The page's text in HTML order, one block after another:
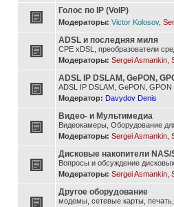
Голос по IP (VoIP)
Модераторы: Victor Kolosov,
ADSL и последняя миля
CPE xDSL, преобразователи
Модераторы: Sergei Asmankin
ADSL IP DSLAM, GePON,
ADSL IP DSLAM, GePON, GPON
Модератор: Davydov Denis
Видео- и Мультимедиа
Видеокамеры, Оборудование
Модераторы: Sergei Asmankin
Дисковые накопители NAS/
Вопросы и обсуждение
Модераторы: Sergei Asmankin
Другое оборудование
модемы, сетевые карты,